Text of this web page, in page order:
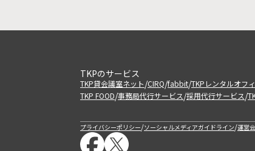
TKPのサービス
TKP貸会議室ネット/CIRQ/fabbit/TKPレンタルオフ
TKP FOOD/事務局代行サービス/採用代行サービス/
プライバシーポリシー/ソーシャルメディアガイドライン/運営